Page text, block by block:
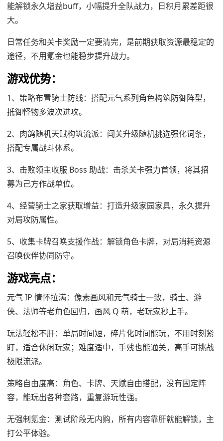
能解锁永久增益buff，小幅提升全队战力，日积月累差距很
大。
日常任务和关卡奖励一定要清完，是前期获取资源最稳定的
途径，不用氪金也能稳步提升战力。
游戏优势：
1、策略布置骑士防线：搭配元气系列角色构筑防御阵型，
抵御怪物多波次进攻。
2、肉鸽随机天赋构筑流派：闯关升级随机挑选强化词条，
搭配专属战斗体系。
3、击败领主收服 Boss 助战：击杀关卡强力首领，将其招
募为己方作战单位。
4、经营骑士之家获取增益：打造升级家园家具，永久提升
对局攻防属性。
5、收集卡牌召唤支援作战：解锁角色卡牌，对局消耗资源
召唤伙伴协同防守。
游戏亮点：
元气 IP 情怀拉满：像素画风和元气骑士一致，骑士、游
侠、法师等老角色回归，画风 Q 萌，老玩家秒上手。
玩法轻松不肝：单局时间短，碎片化时间能玩，不用时刻紧
盯，适合休闲玩家；难度适中，手残也能通关，高手可挑战
极限流派。
策略自由度高：角色、卡牌、天赋自由搭配，没有固定阵
容，能玩出各种套路，重复游玩性强。
无强制氪金：测试阶段无内购，所有内容靠肝就能解锁，主
打公平体验。